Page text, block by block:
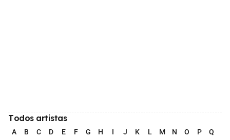
Todos artistas
A B C D E F G H I J K L M N O P Q